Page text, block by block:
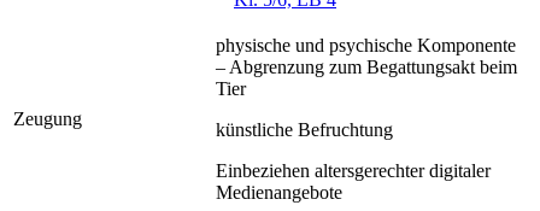
Zeugung
physische und psychische Komponente
– Abgrenzung zum Begattungsakt beim
Tier
künstliche Befruchtung
Einbeziehen altersgerechter digitaler
Medienangebote